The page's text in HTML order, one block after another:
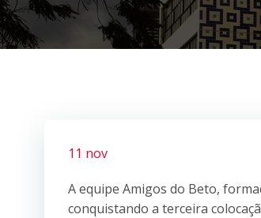
11 nov
A equipe Amigos do Beto,
conquistando a terceira